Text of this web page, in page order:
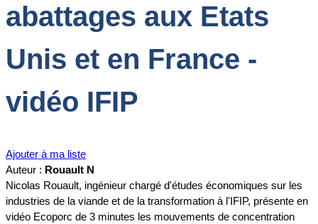
abattages aux Etats
Unis et en France -
vidéo IFIP
Ajouter à ma liste
Auteur : Rouault N
Nicolas Rouault, ingénieur chargé d'études économiques sur les
industries de la viande et de la transformation à l'IFIP, présente en
vidéo Ecoporc de 3 minutes les mouvements de concentration